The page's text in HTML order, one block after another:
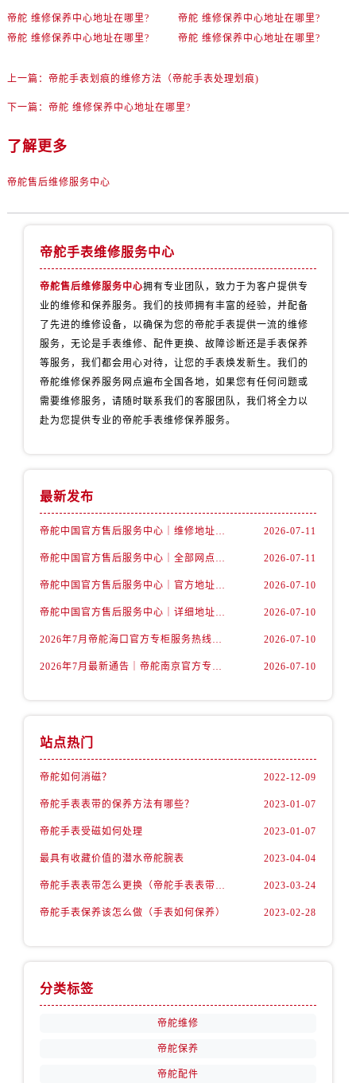
辽宁省盘锦市兴隆台区石油大街帝舵售后服务中心（需提前预约）
内蒙古自治区包头市青山区幸福路甲3号王府井百货名表维修帝舵售后服务中心（需提前预约）
山西省临汾市尧都区解放路帝舵售后服务中心（需提前预约）
安徽省亳州市谯城区魏武大道帝舵售后服务中心（需提前预约）
帝舵 维修保养中心地址在哪里?
帝舵 维修保养中心地址在哪里?
帝舵 维修保养中心地址在哪里?
帝舵 维修保养中心地址在哪里?
上一篇： 帝舵手表划痕的维修方法（帝舵手表处理划痕)
下一篇： 帝舵 维修保养中心地址在哪里?
了解更多
帝舵售后维修服务中心
帝舵手表维修服务中心
帝舵售后维修服务中心拥有专业团队，致力于为客户提供专
业的维修和保养服务。我们的技师拥有丰富的经验，并配备
了先进的维修设备，以确保为您的帝舵手表提供一流的维修
服务，无论是手表维修、配件更换、故障诊断还是手表保养
等服务，我们都会用心对待，让您的手表焕发新生。我们的
帝舵维修保养服务网点遍布全国各地，如果您有任何问题或
需要维修服务，请随时联系我们的客服团队，我们将全力以
赴为您提供专业的帝舵手表维修保养服务。
最新发布
帝舵中国官方售后服务中心｜维修地址及售后服务热线权威信息声明（2026年7月最新） 2026-07-11
帝舵中国官方售后服务中心｜全部网点地址及电话权威信息通告（2026年7月最新） 2026-07-11
帝舵中国官方售后服务中心｜官方地址与客服热线权威信息声明（2026年7月最新） 2026-07-10
帝舵中国官方售后服务中心｜详细地址与24小时客服电话权威信息声明（2026年7月最新） 2026-07-10
2026年7月帝舵海口官方专柜服务热线大全+客户咨询通道公开 2026-07-10
2026年7月最新通告｜帝舵南京官方专柜服务热线一键获取攻略 2026-07-10
站点热门
帝舵如何消磁？ 2022-12-09
帝舵手表表带的保养方法有哪些？ 2023-01-07
帝舵手表受磁如何处理 2023-01-07
最具有收藏价值的潜水帝舵腕表 2023-04-04
帝舵手表表带怎么更换（帝舵手表表带如何更换) 2023-03-24
帝舵手表保养该怎么做（手表如何保养） 2023-02-28
分类标签
帝舵维修
帝舵保养
帝舵配件